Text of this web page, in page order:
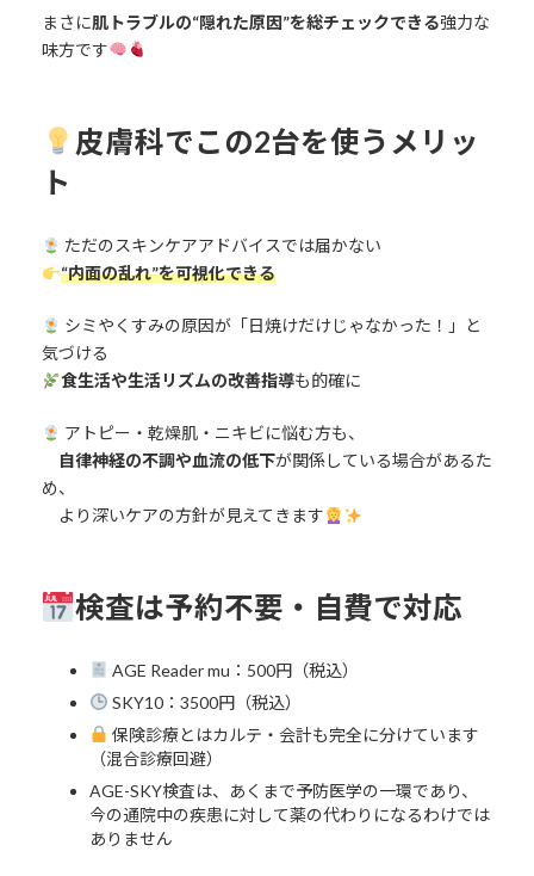
まさに肌トラブルの“隠れた原因”を総チェックできる強力な
味方です
皮膚科でこの2台を使うメリッ
ト
ただのスキンケアアドバイスでは届かない
“内面の乱れ”を可視化できる
シミやくすみの原因が「日焼けだけじゃなかった！」と
気づける
食生活や生活リズムの改善指導も的確に
アトピー・乾燥肌・ニキビに悩む方も、
自律神経の不調や血流の低下が関係している場合があるた
め、
より深いケアの方針が見えてきます
検査は予約不要・自費で対応
AGE Reader mu：500円（税込）
SKY10：3500円（税込）
保険診療とはカルテ・会計も完全に分けています
（混合診療回避）
AGE-SKY検査は、あくまで予防医学の一環であり、
今の通院中の疾患に対して薬の代わりになるわけでは
ありません